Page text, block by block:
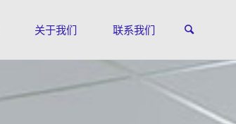
关于我们 联系我们